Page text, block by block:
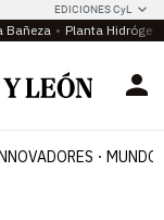
EDICIONES CyL
Bañeza Planta
MUNDO